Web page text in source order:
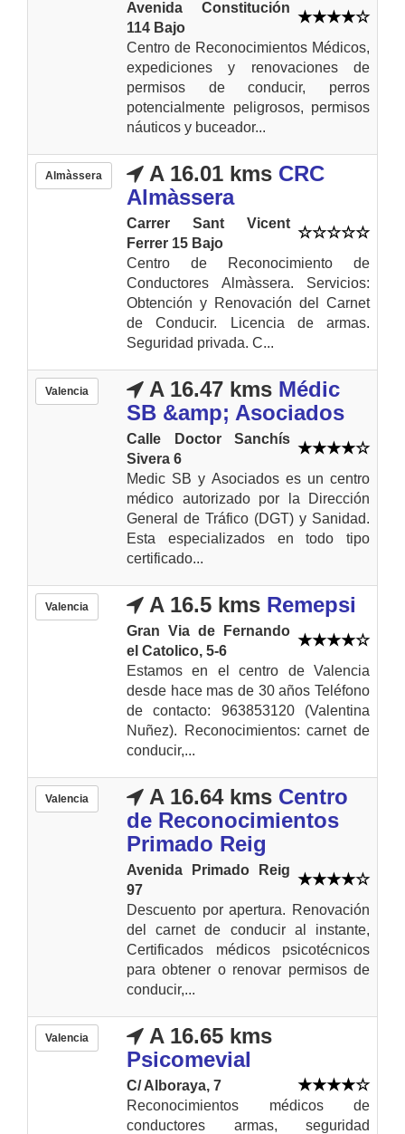
Avenida Constitución
114 Bajo
Centro de Reconocimientos Médicos,
expediciones y renovaciones de
permisos de conducir, perros
potencialmente peligrosos, permisos
náuticos y buceador...
Almàssera A 16.01 kms CRC
Almàssera
Carrer Sant Vicent
Ferrer 15 Bajo
Centro de Reconocimiento de
Conductores Almàssera. Servicios:
Obtención y Renovación del Carnet
de Conducir. Licencia de armas.
Seguridad privada. C...
Valencia A 16.47 kms Médic
SB &amp; Asociados
Calle Doctor Sanchís
Sivera 6
Medic SB y Asociados es un centro
médico autorizado por la Dirección
General de Tráfico (DGT) y Sanidad.
Esta especializados en todo tipo
certificado...
Valencia A 16.5 kms Remepsi
Gran Via de Fernando
el Catolico, 5-6
Estamos en el centro de Valencia
desde hace mas de 30 años Teléfono
de contacto: 963853120 (Valentina
Nuñez). Reconocimientos: carnet de
conducir,...
Valencia A 16.64 kms Centro
de Reconocimientos
Primado Reig
Avenida Primado Reig
97
Descuento por apertura. Renovación
del carnet de conducir al instante,
Certificados médicos psicotécnicos
para obtener o renovar permisos de
conducir,...
Valencia
A 16.65 kms
Psicomevial
C/ Alboraya, 7
Reconocimientos médicos de
conductores armas, seguridad